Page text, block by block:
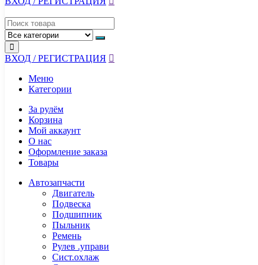
ВХОД / РЕГИСТРАЦИЯ
Меню
Категории
За рулём
Корзина
Мой аккаунт
О нас
Оформление заказа
Товары
Автозапчасти
Двигатель
Подвеска
Подшипник
Пыльник
Ремень
Рулев .управи
Сист.охлаж